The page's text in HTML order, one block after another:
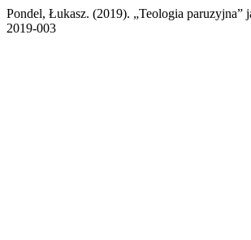
Pondel, Łukasz. (2019). „Teologia
2019-003